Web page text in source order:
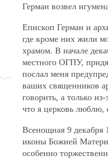
Герман возвел
Епископ Герман и
где кроме них жили
храмом. В начале
местного ОГПУ,
послал меня
ваших священников
говорить, а только
что я церковь люблю,
Всенощная 9 декабря
иконы Божией
особенно